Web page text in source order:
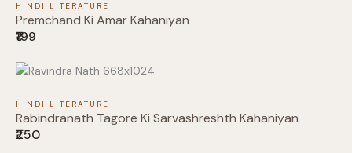
HINDI LITERATURE
Premchand Ki Amar Kahaniyan
₹199
HINDI LITERATURE
Rabindranath Tagore Ki Sarvashreshth Kahaniyan
₹250
Submit Review
Thanks for your review!